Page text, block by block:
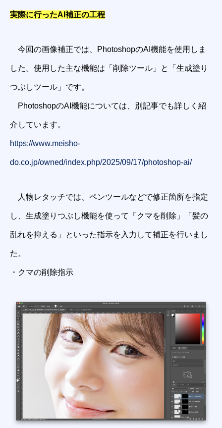
実際に行ったAI補正の工程
今回の画像補正では、PhotoshopのAI機能を使用しま
した。使用した主な機能は「削除ツール」と「生成塗り
つぶしツール」です。
PhotoshopのAI機能については、別記事でも詳しく紹
介しています。
https://www.meisho-
do.co.jp/owned/index.php/2025/09/17/photoshop-ai/
人物レタッチでは、ペンツールなどで修正箇所を指定
し、生成塗りつぶし機能を使って「クマを削除」「髪の
乱れを抑える」といった指示を入力して補正を行いまし
た。
・クマの削除指示